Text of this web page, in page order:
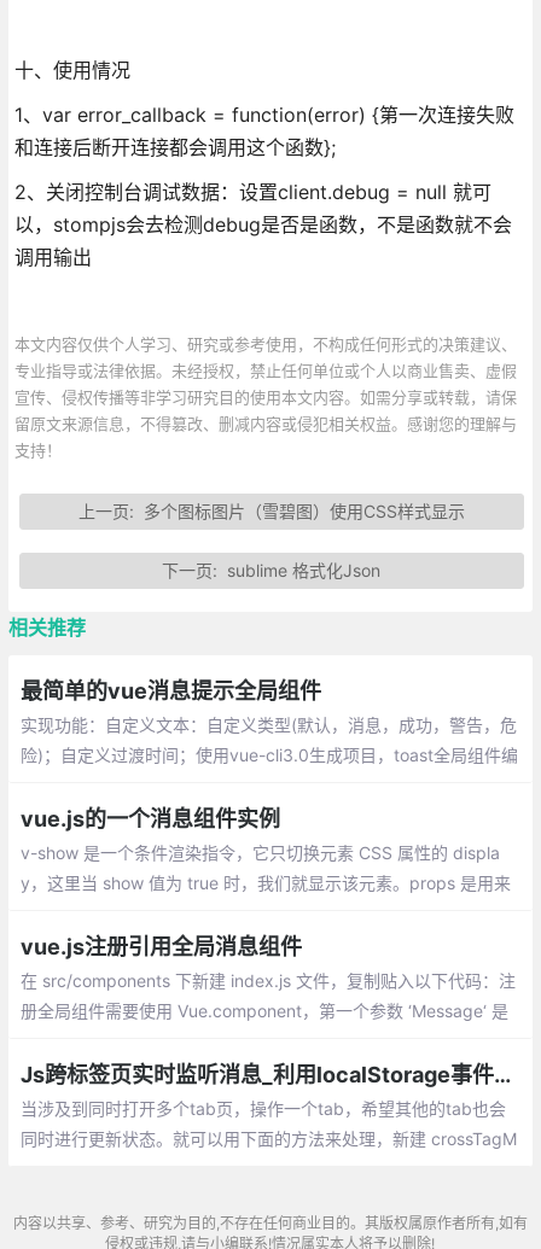
十、使用情况
1、var error_callback = function(error) {第一次连接失败
和连接后断开连接都会调用这个函数};
2、关闭控制台调试数据：设置client.debug = null 就可
以，stompjs会去检测debug是否是函数，不是函数就不会
调用输出
本文内容仅供个人学习、研究或参考使用，不构成任何形式的决策建议、
专业指导或法律依据。未经授权，禁止任何单位或个人以商业售卖、虚假
宣传、侵权传播等非学习研究目的使用本文内容。如需分享或转载，请保
留原文来源信息，不得篡改、删减内容或侵犯相关权益。感谢您的理解与
支持！
上一页: 多个图标图片（雪碧图）使用CSS样式显示
下一页: sublime 格式化Json
相关推荐
最简单的vue消息提示全局组件
实现功能：自定义文本：自定义类型(默认，消息，成功，警告，危
险)；自定义过渡时间；使用vue-cli3.0生成项目，toast全局组件编
vue.js的一个消息组件实例
v-show 是一个条件渲染指令，它只切换元素 CSS 属性的 displa
y，这里当 show 值为 true 时，我们就显示该元素。props 是用来
上面的代码中我们声明了 3 个属性
vue.js注册引用全局消息组件
在 src/components 下新建 index.js 文件，复制贴入以下代码：注
册全局组件需要使用 Vue.component，第一个参数 ‘Message‘ 是
是一个对象
Js跨标签页实时监听消息_利用localStorage事件来实现
当涉及到同时打开多个tab页，操作一个tab，希望其他的tab也会
同时进行更新状态。就可以用下面的方法来处理，新建 crossTagM
内容以共享、参考、研究为目的,不存在任何商业目的。其版权属原作者所有,如有
侵权或违规,请与小编联系!情况属实本人将予以删除!